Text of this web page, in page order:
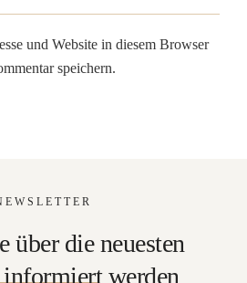
und Website in diesem Browser
speichern.
über die neuesten
werden